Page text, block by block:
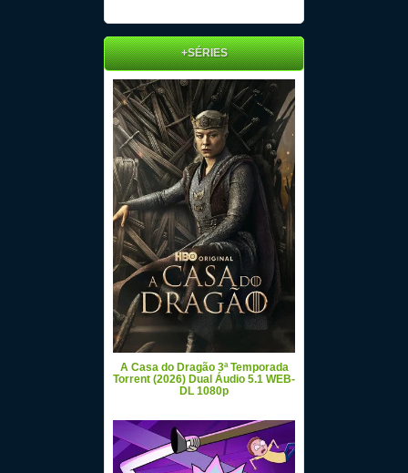
+SÉRIES
A Casa do Dragão 3ª Temporada
Torrent (2026) Dual Áudio 5.1 WEB-
DL 1080p